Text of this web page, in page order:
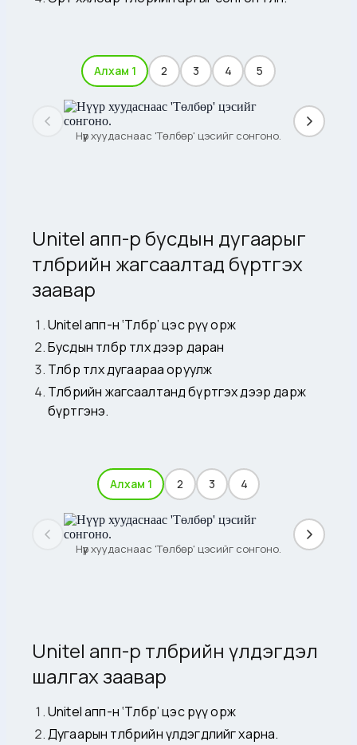
Алхам 1 2 3 4 5
Нүүр хуудаснаас 'Төлбөр' цэсийг сонгоно.
Unitel апп-р бусдын дугаарыг
төлбөрийн жагсаалтад бүртгэх
заавар
Unitel апп-н ‘Төлбөр’ цэс рүү орж
Бусдын төлбөр төлөх дээр даран
Төлбөр төлөх дугаараа оруулж
Төлбөрийн жагсаалтанд бүртгэх дээр дарж
бүртгэнэ.
Алхам 1 2 3 4
Нүүр хуудаснаас 'Төлбөр' цэсийг сонгоно.
Unitel апп-р төлбөрийн үлдэгдэл
шалгах заавар
Unitel апп-н ‘Төлбөр’ цэс рүү орж
Дугаарын төлбөрийн үлдэгдлийг харна.